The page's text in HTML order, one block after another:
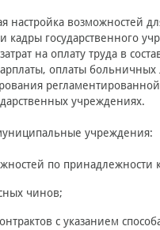
настройка возможностей
кадры государственного
на оплату труда в
оплаты
учреждениях.
учреждения:
по принадлежности
чинов;
с указанием